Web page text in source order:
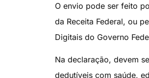
O envio pode ser feito
da Receita Federal, ou
Digitais do Governo
Na declaração, devem
dedutíveis com saúde,